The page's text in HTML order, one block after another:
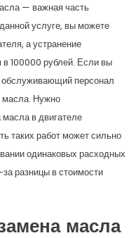
— важная часть
услуге, вы можете
а устранение
в 100000 рублей. Если вы
обслуживающий персонал
масла. Нужно
масла в двигателе
таких работ может сильно
одинаковых расходных
разницы в стоимости
масла